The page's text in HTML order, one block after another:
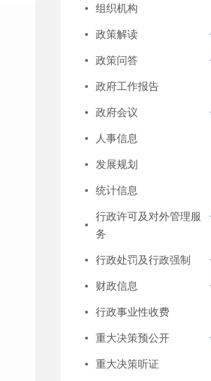
组织机构
政策解读
政策问答
政府工作报告
政府会议
人事信息
发展规划
统计信息
行政许可及对外管理服
务
行政处罚及行政强制
财政信息
行政事业性收费
重大决策预公开
重大决策听证